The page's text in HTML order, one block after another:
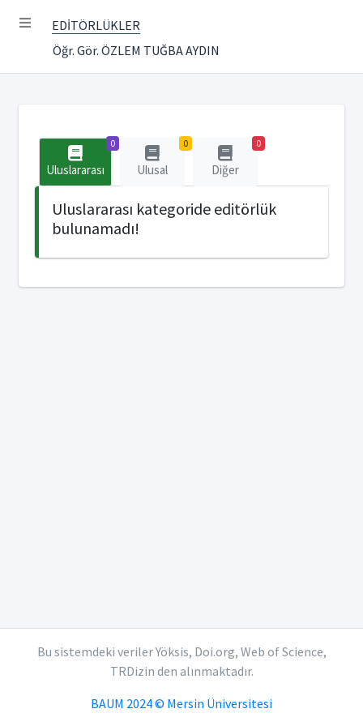
EDİTÖRLÜKLER
Öğr. Gör. ÖZLEM TUĞBA AYDIN
0
Uluslararası
0
Ulusal
0
Diğer
Uluslararası kategoride editörlük
bulunamadı!
Bu sistemdeki veriler Yöksis, Doi.org, Web of Science,
TRDizin den alınmaktadır.
BAUM 2024 © Mersin Üniversitesi